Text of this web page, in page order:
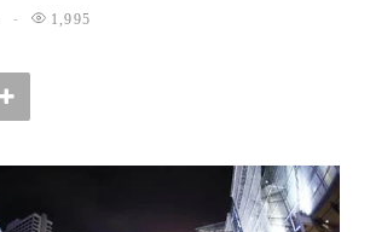
1,995